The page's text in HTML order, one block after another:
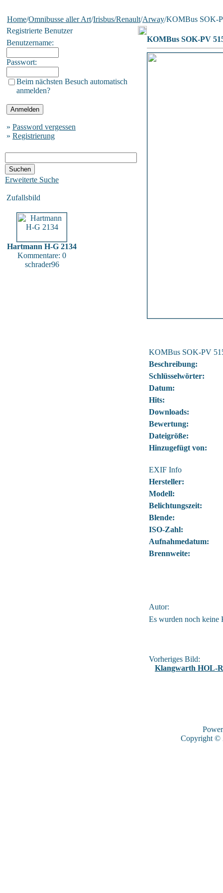
Home/Omnibusse aller Art/Irisbus/Renault/Arway/KOMBus SOK-
Registrierte Benutzer
Benutzername:
Passwort:
Beim nächsten Besuch automatisch
anmelden?
» Password vergessen
» Registrierung
Erweiterte Suche
Zufallsbild
Hartmann H-G 2134
Kommentare: 0
schrader96
KOMBus SOK-PV
KOMBus SOK-PV
Beschreibung:
Schlüsselwörter:
Datum:
Hits:
Downloads:
Bewertung:
Dateigröße:
Hinzugefügt von:
EXIF Info
Hersteller:
Modell:
Belichtungszeit:
Blende:
ISO-Zahl:
Aufnahmedatum:
Brennweite:
Autor:
Es wurden noch keine
Vorheriges Bild:
Klangwarth HOL-
Copyright ©